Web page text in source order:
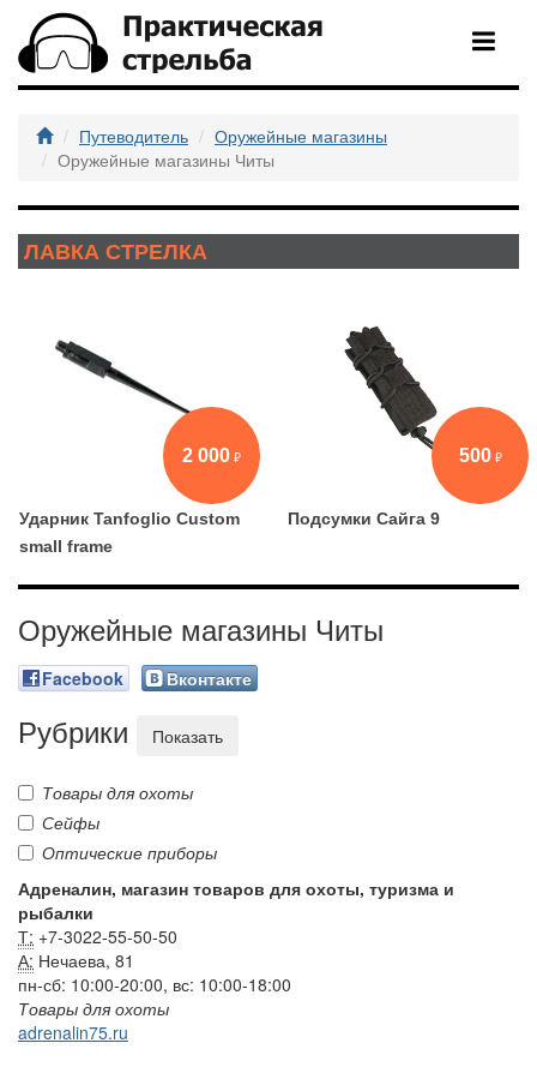
Путеводитель
Оружейные магазины
Оружейные магазины Читы
ЛАВКА СТРЕЛКА
2 000
Ударник Tanfoglio Custom
small frame
500
Подсумки Сайга 9
Оружейные магазины Читы
Facebook Вконтакте
Рубрики Показать
Товары для охоты
Сейфы
Оптические приборы
Адреналин, магазин товаров для охоты, туризма и
рыбалки
Т: +7-3022-55-50-50
А: Нечаева, 81
пн-сб: 10:00-20:00, вс: 10:00-18:00
Товары для охоты
adrenalin75.ru